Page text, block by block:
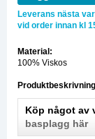
Leverans nästa
vid order innan kl
Material:
100% Viskos
Köp något av
basplagg här